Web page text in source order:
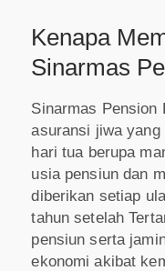
Kenapa
Sinarmas
Sinarmas Pension
asuransi jiwa yang
hari tua berupa
usia pensiun dan
diberikan setiap
tahun setelah
pensiun serta
ekonomi akibat